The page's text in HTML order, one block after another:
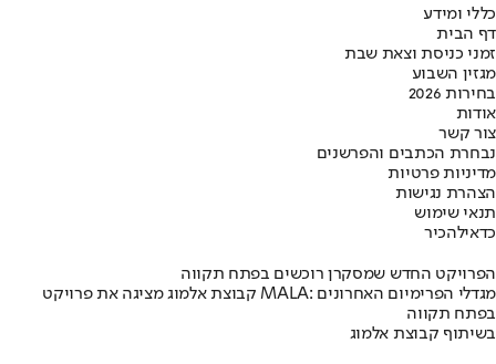
כללי ומידע
דף הבית
זמני כניסת וצאת שבת
מגזין השבוע
בחירות 2026
אודות
צור קשר
נבחרת הכתבים והפרשנים
מדיניות פרטיות
הצהרת נגישות
תנאי שימוש
כדאילהכיר
הפרויקט החדש שמסקרן רוכשים בפתח תקווה
קבוצת אלמוג מציגה את פרויקט MALA: מגדלי הפרימיום האחרונים
בפתח תקווה
בשיתוף קבוצת אלמוג